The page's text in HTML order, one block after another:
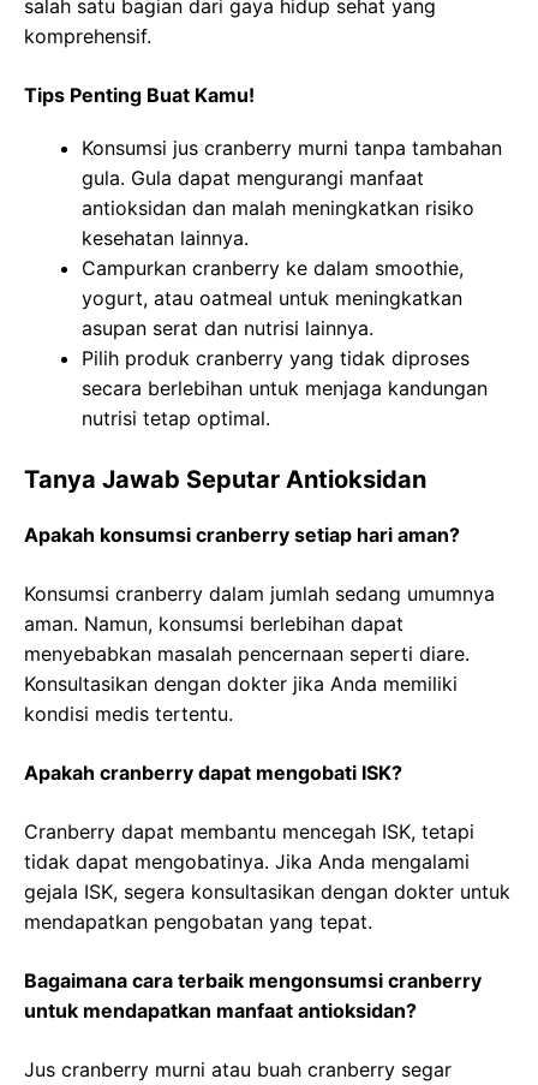
salah satu bagian dari gaya hidup sehat yang
komprehensif.
Tips Penting Buat Kamu!
Konsumsi jus cranberry murni tanpa tambahan
gula. Gula dapat mengurangi manfaat
antioksidan dan malah meningkatkan risiko
kesehatan lainnya.
Campurkan cranberry ke dalam smoothie,
yogurt, atau oatmeal untuk meningkatkan
asupan serat dan nutrisi lainnya.
Pilih produk cranberry yang tidak diproses
secara berlebihan untuk menjaga kandungan
nutrisi tetap optimal.
Tanya Jawab Seputar Antioksidan
Apakah konsumsi cranberry setiap hari aman?
Konsumsi cranberry dalam jumlah sedang umumnya
aman. Namun, konsumsi berlebihan dapat
menyebabkan masalah pencernaan seperti diare.
Konsultasikan dengan dokter jika Anda memiliki
kondisi medis tertentu.
Apakah cranberry dapat mengobati ISK?
Cranberry dapat membantu mencegah ISK, tetapi
tidak dapat mengobatinya. Jika Anda mengalami
gejala ISK, segera konsultasikan dengan dokter untuk
mendapatkan pengobatan yang tepat.
Bagaimana cara terbaik mengonsumsi cranberry
untuk mendapatkan manfaat antioksidan?
Jus cranberry murni atau buah cranberry segar